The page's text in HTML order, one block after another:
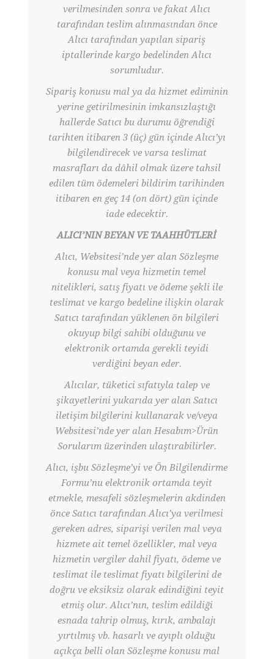
verilmesinden sonra ve fakat Alıcı
tarafından teslim alınmasından önce
Alıcı tarafından yapılan sipariş
iptallerinde kargo bedelinden Alıcı
sorumludur.
Sipariş konusu mal ya da hizmet ediminin
yerine getirilmesinin imkansızlaştığı
hallerde Satıcı bu durumu öğrendiği
tarihten itibaren 3 (üç) gün içinde Alıcı’yı
bilgilendirecek ve varsa teslimat
masrafları da dâhil olmak üzere tahsil
edilen tüm ödemeleri bildirim tarihinden
itibaren en geç 14 (on dört) gün içinde
iade edecektir.
ALICI’NIN BEYAN VE TAAHHÜTLERİ
Alıcı, Websitesi’nde yer alan Sözleşme
konusu mal veya hizmetin temel
nitelikleri, satış fiyatı ve ödeme şekli ile
teslimat ve kargo bedeline ilişkin olarak
Satıcı tarafından yüklenen ön bilgileri
okuyup bilgi sahibi olduğunu ve
elektronik ortamda gerekli teyidi
verdiğini beyan eder.
Alıcılar, tüketici sıfatıyla talep ve
şikayetlerini yukarıda yer alan Satıcı
iletişim bilgilerini kullanarak ve/veya
Websitesi’nde yer alan Hesabım>Ürün
Sorularım üzerinden ulaştırabilirler.
Alıcı, işbu Sözleşme’yi ve Ön Bilgilendirme
Formu’nu elektronik ortamda teyit
etmekle, mesafeli sözleşmelerin akdinden
önce Satıcı tarafından Alıcı’ya verilmesi
gereken adres, siparişi verilen mal veya
hizmete ait temel özellikler, mal veya
hizmetin vergiler dahil fiyatı, ödeme ve
teslimat ile teslimat fiyatı bilgilerini de
doğru ve eksiksiz olarak edindiğini teyit
etmiş olur. Alıcı’nın, teslim edildiği
esnada tahrip olmuş, kırık, ambalajı
yırtılmış vb. hasarlı ve ayıplı olduğu
açıkça belli olan Sözleşme konusu mal